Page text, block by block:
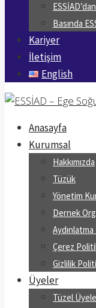
Basında
Kariyer
İletişim
English
Anasayfa
Kurumsal
Hakkımızda
Tüzük
Yönetim
Dernek
Çerez
Gizlilik
Üyeler
Tüzel